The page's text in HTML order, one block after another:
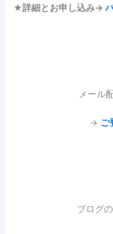
★詳細とお申し込み→
メール
→ ご
ブログ